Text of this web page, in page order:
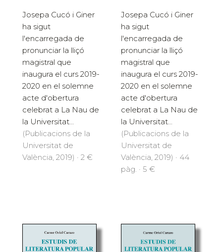
Josepa Cucó i Giner
ha sigut
l'encarregada de
pronunciar la lliçó
magistral que
inaugura el curs 2019-
2020 en el solemne
acte d'obertura
celebrat a La Nau de
la Universitat...
(Publicacions de la
Universitat de
València, 2019) · 2 €
Josepa Cucó i Giner
ha sigut
l'encarregada de
pronunciar la lliçó
magistral que
inaugura el curs 2019-
2020 en el solemne
acte d'obertura
celebrat a La Nau de
la Universitat...
(Publicacions de la
Universitat de
València, 2019) · 44
pàg. · 5 €